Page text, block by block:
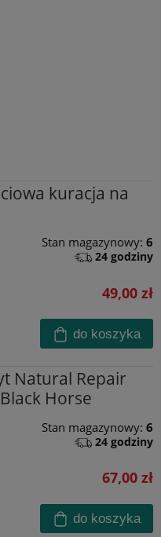
kuracja na
Stan magazynowy: 6
24 godziny
49,00 zł
do koszyka
Natural Repair
Horse
Stan magazynowy: 6
24 godziny
67,00 zł
do koszyka